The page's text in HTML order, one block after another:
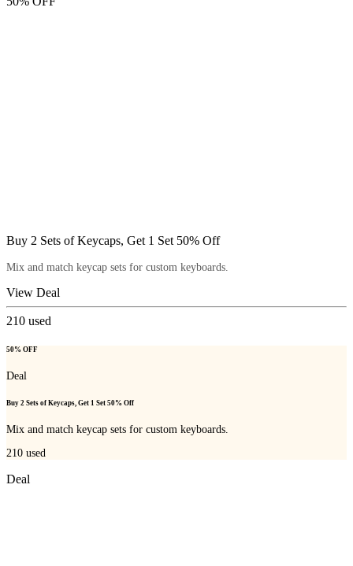
Buy 2 Sets of Keycaps, Get 1 Set 50% Off
Mix and match keycap sets for custom keyboards.
View Deal
210 used
50% OFF
Deal
Buy 2 Sets of Keycaps, Get 1 Set 50% Off
Mix and match keycap sets for custom keyboards.
210 used
Deal